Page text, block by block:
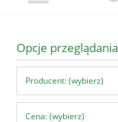
Opcje przeglądania
Producent: (wybierz)
Cena: (wybierz)